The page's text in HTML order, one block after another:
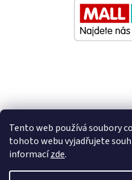
Tento web používá soubory
tohoto webu vyjadřujete
informacízde.